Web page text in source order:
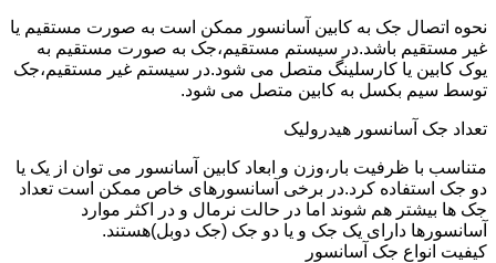
نحوه اتصال جک به کابین آسانسور ممکن است به صورت مستقیم یا
غیر مستقیم باشد.در سیستم مستقیم،جک به صورت مستقیم به
یوک کابین یا کارسلینگ متصل می شود.در سیستم غیر مستقیم،جک
توسط سیم بکسل به کابین متصل می شود.
تعداد جک آسانسور هیدرولیک
متناسب با ظرفیت بار،وزن و ابعاد کابین آسانسور می توان از یک یا
دو جک استفاده کرد.در برخی آسانسورهای خاص ممکن است تعداد
جک ها بیشتر هم شوند اما در حالت نرمال و در اکثر موارد
آسانسورها دارای یک جک و یا دو جک (جک دوبل)هستند.
کیفیت انواع جک آسانسور